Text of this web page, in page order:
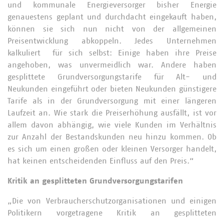
und kommunale Energieversorger bisher Energie
genauestens geplant und durchdacht eingekauft haben,
können sie sich nun nicht von der allgemeinen
Preisentwicklung abkoppeln. Jedes Unternehmen
kalkuliert für sich selbst: Einige haben ihre Preise
angehoben, was unvermeidlich war. Andere haben
gesplittete Grundversorgungstarife für Alt- und
Neukunden eingeführt oder bieten Neukunden günstigere
Tarife als in der Grundversorgung mit einer längeren
Laufzeit an. Wie stark die Preiserhöhung ausfällt, ist vor
allem davon abhängig, wie viele Kunden im Verhältnis
zur Anzahl der Bestandskunden neu hinzu kommen. Ob
es sich um einen großen oder kleinen Versorger handelt,
hat keinen entscheidenden Einfluss auf den Preis.“
Kritik an gesplitteten Grundversorgungstarifen
„Die von Verbraucherschutzorganisationen und einigen
Politikern vorgetragene Kritik an gesplitteten